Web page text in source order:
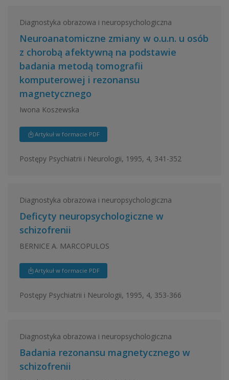
Diagnostyka obrazowa i neuropsychologiczna
Neuroanatomiczne zmiany w o.u.n. u osób
z chorobą afektywną na podstawie
badania metodą tomografii
komputerowej i rezonansu
magnetycznego
Iwona Koszewska
Artykuł w formacie PDF
Postępy Psychiatrii i Neurologii, 1995, 4, 341-352
Diagnostyka obrazowa i neuropsychologiczna
Deficyty neuropsychologiczne w
schizofrenii
BERNICE A. MARCOPULOS
Artykuł w formacie PDF
Postępy Psychiatrii i Neurologii, 1995, 4, 353-366
Diagnostyka obrazowa i neuropsychologiczna
Badania rezonansu magnetycznego w
schizofrenii